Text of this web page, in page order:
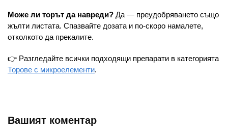
Може ли торът да навреди? Да — преудобряването също
жълти листата. Спазвайте дозата и по-скоро намалете,
отколкото да прекалите.
👉 Разгледайте всички подходящи препарати в категорията
Торове с микроелементи.
Вашият коментар